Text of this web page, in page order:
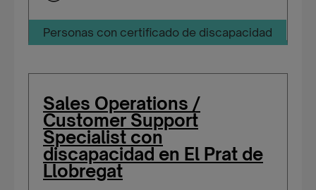
Personas con certificado de discapacidad
Sales Operations /
Customer Support
Specialist con
discapacidad en El Prat de
Llobregat